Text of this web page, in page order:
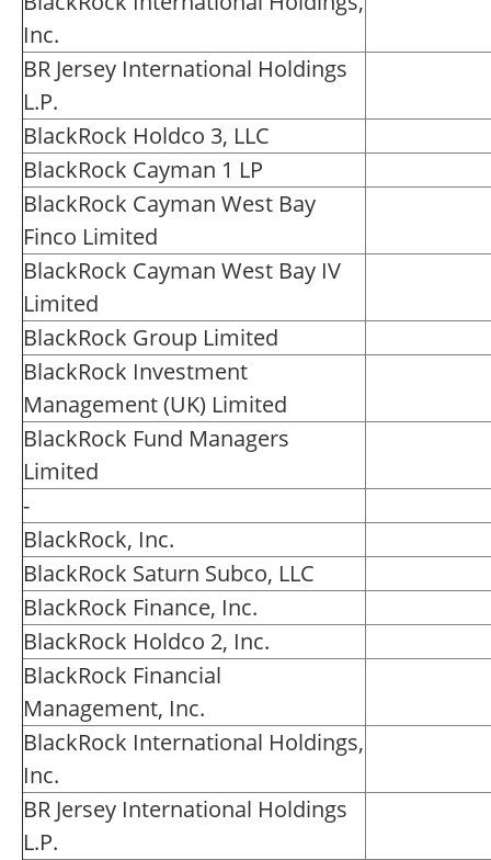
Inc.
BR Jersey International Holdings
L.P.
BlackRock Holdco 3, LLC
BlackRock Cayman 1 LP
BlackRock Cayman West Bay
Finco Limited
BlackRock Cayman West Bay IV
Limited
BlackRock Group Limited
BlackRock Investment
Management (UK) Limited
BlackRock Fund Managers
Limited
-
BlackRock, Inc.
BlackRock Saturn Subco, LLC
BlackRock Finance, Inc.
BlackRock Holdco 2, Inc.
BlackRock Financial
Management, Inc.
BlackRock International Holdings,
Inc.
BR Jersey International Holdings
L.P.